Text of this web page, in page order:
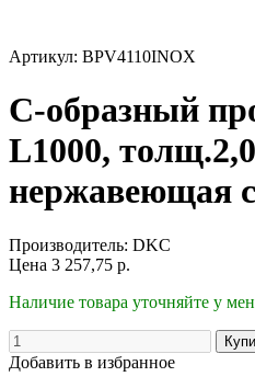
Артикул: BPV4110INOX
С-образный
L1000,
нержавеющая
Производитель: DKC
Цена 3 257,75 р.
Наличие товара уточняйте у
Добавить в избранное